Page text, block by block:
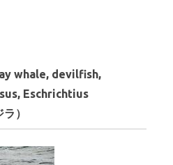
whale, devilfish,
Eschrichtius
）